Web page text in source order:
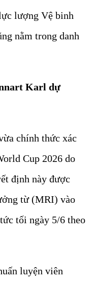
lượng Vệ binh
nằm trong danh
Karl dự
chính thức xác
Cup 2026 do
định này được
từ (MRI) vào
tối ngày 5/6 theo
luyện viên